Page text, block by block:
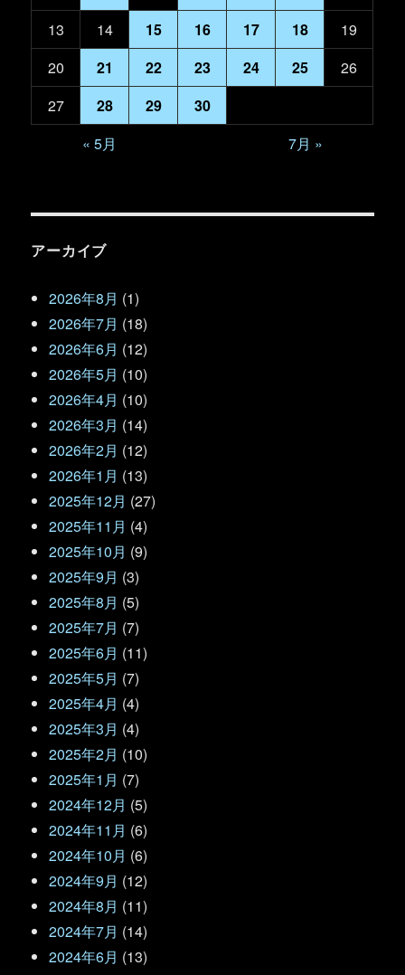
13
14 15 16 17 18
19
20
21 22 23 24 25
26
27
28 29
30
« 5月
7月 »
アーカイブ
2026年8月 (1)
2026年7月 (18)
2026年6月 (12)
2026年5月 (10)
2026年4月 (10)
2026年3月 (14)
2026年2月 (12)
2026年1月 (13)
2025年12月 (27)
2025年11月 (4)
2025年10月 (9)
2025年9月 (3)
2025年8月 (5)
2025年7月 (7)
2025年6月 (11)
2025年5月 (7)
2025年4月 (4)
2025年3月 (4)
2025年2月 (10)
2025年1月 (7)
2024年12月 (5)
2024年11月 (6)
2024年10月 (6)
2024年9月 (12)
2024年8月 (11)
2024年7月 (14)
2024年6月 (13)